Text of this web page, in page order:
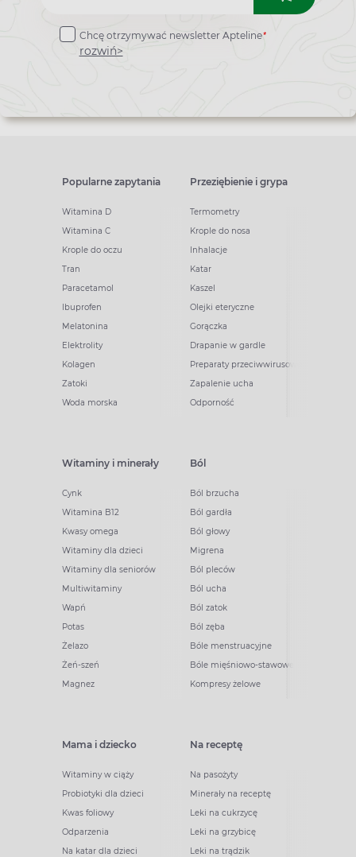
do
newslettera
Chcę otrzymywać newsletter Apteline*
rozwiń>
Popularne zapytania
Witamina D
Witamina C
Krople do oczu
Tran
Paracetamol
Ibuprofen
Melatonina
Elektrolity
Kolagen
Zatoki
Woda morska
Przeziębienie i grypa
Termometry
Krople do nosa
Inhalacje
Katar
Kaszel
Olejki eteryczne
Gorączka
Drapanie w gardle
Preparaty przeciwwirusowe
Zapalenie ucha
Odporność
Witaminy i minerały
Cynk
Witamina B12
Kwasy omega
Witaminy dla dzieci
Witaminy dla seniorów
Multiwitaminy
Wapń
Potas
Żelazo
Żeń-szeń
Magnez
Ból
Ból brzucha
Ból gardła
Ból głowy
Migrena
Ból pleców
Ból ucha
Ból zatok
Ból zęba
Bóle menstruacyjne
Bóle mięśniowo-stawowe
Kompresy żelowe
Mama i dziecko
Witaminy w ciąży
Probiotyki dla dzieci
Kwas foliowy
Odparzenia
Na katar dla dzieci
Na receptę
Na pasożyty
Minerały na receptę
Leki na cukrzycę
Leki na grzybicę
Leki na trądzik